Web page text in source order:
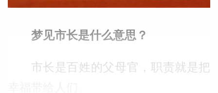
梦见市长是什么意思？
市长是百姓的父母官，职责就是把